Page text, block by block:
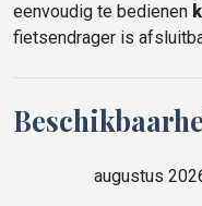
eenvoudig te bedienen
fietsendrager is
augustus